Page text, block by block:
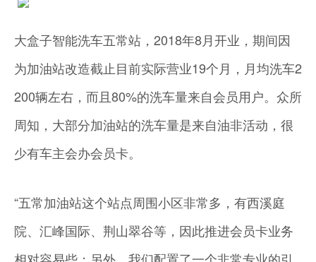
大盒子智能洗车五常站，2018年8月开业，期间因
为加油站改造截止目前实际营业19个月，月均洗车2
200辆左右，而且80%的洗车量来自会员用户。众所
周知，大部分加油站的洗车量是来自油非活动，很
少有车主会办会员卡。
“五常加油站这个站点周围小区非常多，有西溪庭
院、汇峰国际、荆山翠谷等，因此推进会员卡业务